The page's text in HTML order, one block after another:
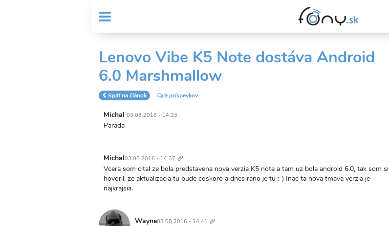
MENU
Header
menu
User
account
Lenovo Vibe K5 Note dostáva Android
6.0 Marshmallow
Späť na článok 9 príspevkov
Michal 03.08.2016 - 14:23
Parada
Michal03.08.2016 - 14:37 odkaz
Vcera som cital ze bola predstavena nova verzia K5 note a tam uz bola android 6.0, tak som si
hovoril, ze aktualizacia tu bude coskoro a dnes rano je tu :-) Inac ta nova tmava verzia je
najkrajsia.
Wayne03.08.2016 - 14:41 odkaz